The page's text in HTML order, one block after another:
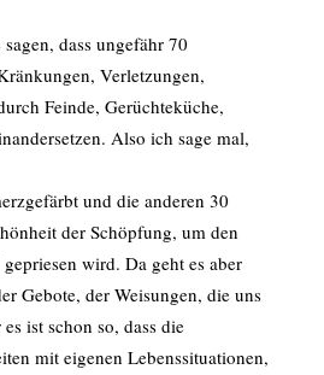
dass ungefähr 70
Verletzungen,
Feinde, Gerüchteküche,
Also ich sage mal,
und die anderen 30
der Schöpfung, um den
wird. Da geht es aber
Gebote, der Weisungen, die uns
ist schon so, dass die
mit eigenen Lebenssituationen,